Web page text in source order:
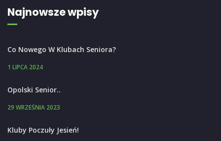
Najnowsze wpisy
Co Nowego W Klubach Seniora?
1 LIPCA 2024
Opolski Senior..
29 WRZEŚNIA 2023
Kluby Poczuły Jesień!